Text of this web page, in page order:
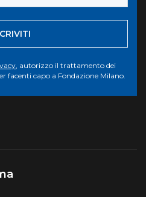
, autorizzo il trattamento dei
facenti capo a Fondazione Milano.